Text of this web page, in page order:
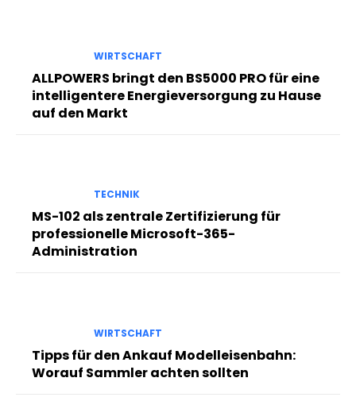
WIRTSCHAFT
ALLPOWERS bringt den BS5000 PRO für eine
intelligentere Energieversorgung zu Hause
auf den Markt
TECHNIK
MS-102 als zentrale Zertifizierung für
professionelle Microsoft-365-
Administration
WIRTSCHAFT
Tipps für den Ankauf Modelleisenbahn:
Worauf Sammler achten sollten